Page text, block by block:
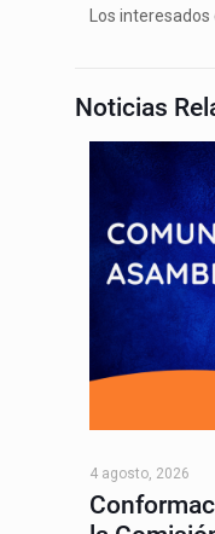
Los
Noticias
4 agosto, 2026